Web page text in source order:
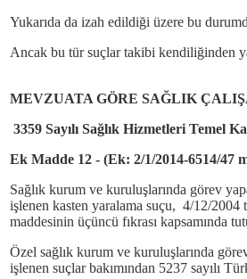
Yukarıda da izah edildiği üzere bu
Ancak bu tür suçlar takibi kendiliğinden
MEVZUATA GÖRE SAĞLIK
3359 Sayılı Sağlık Hizmetleri Temel
Ek Madde 12 - (Ek: 2/1/2014-6514/47
Sağlık kurum ve kuruluşlarında görev
işlenen kasten yaralama suçu, 4/12/2004
maddesinin üçüncü fıkrası kapsamında
Özel sağlık kurum ve kuruluşlarında
işlenen suçlar bakımından 5237 sayılı